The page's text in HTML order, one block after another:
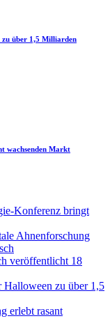
über 1,5 Milliarden
wachsenden Markt
Konferenz bringt
Ahnenforschung
veröffentlicht 18
Halloween zu über 1,5
erlebt rasant